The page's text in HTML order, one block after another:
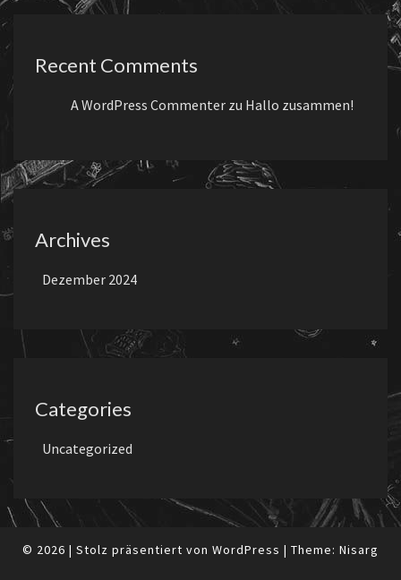
Recent Comments
A WordPress Commenter zu Hallo zusammen!
Archives
Dezember 2024
Categories
Uncategorized
© 2026 | Stolz präsentiert von WordPress | Theme: Nisarg